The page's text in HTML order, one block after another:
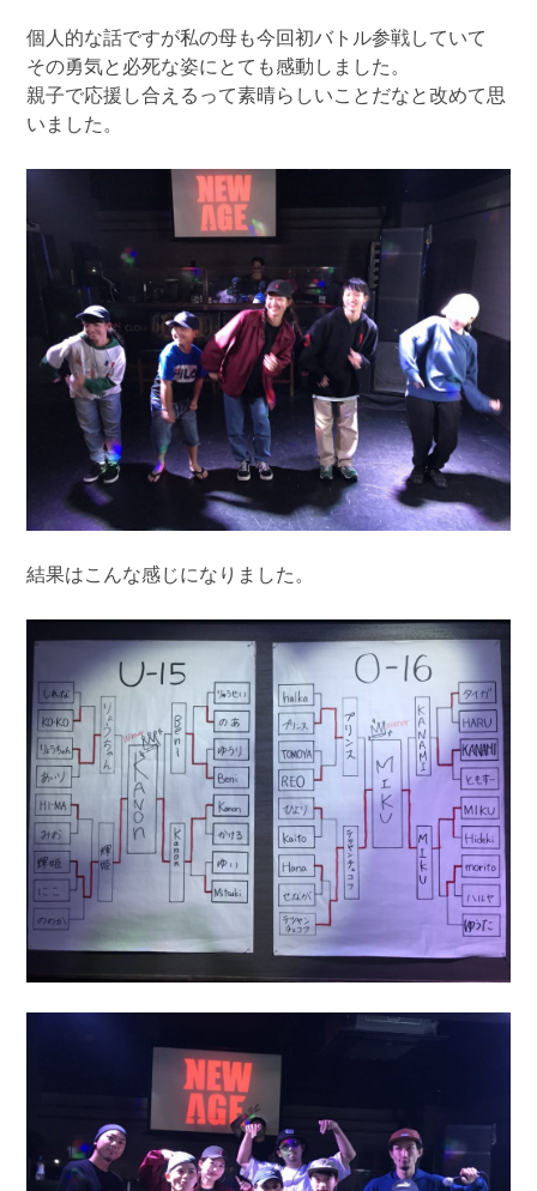
個人的な話ですが私の母も今回初バトル参戦していて
その勇気と必死な姿にとても感動しました。
親子で応援し合えるって素晴らしいことだなと改めて思
いました。
結果はこんな感じになりました。